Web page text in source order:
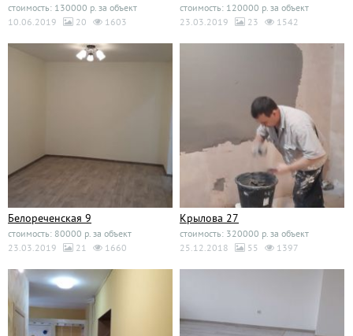
стоимость: 130000 р. за объект
10.06.2019
20 1603
стоимость: 120000 р. за объект
23.03.2019
23 1542
Белореченская 9
стоимость: 80000 р. за объект
23.03.2019
21 1660
Крылова 27
стоимость: 320000 р. за объект
25.12.2018
55 1397